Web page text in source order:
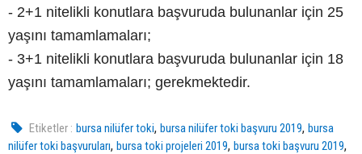
- 2+1 nitelikli konutlara başvuruda bulunanlar için 25
yaşını tamamlamaları;
- 3+1 nitelikli konutlara başvuruda bulunanlar için 18
yaşını tamamlamaları; gerekmektedir.
Etiketler : bursa nilüfer toki,bursa nilüfer toki başvuru 2019,bursa
nilüfer toki başvuruları, bursa toki projeleri 2019, bursa toki başvuru 2019,